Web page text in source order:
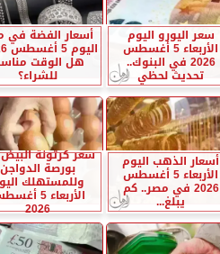
سعر اليورو اليوم
الأربعاء 5 أغسطس
2026 في البنوك..
تحديث لحظي
أسعار الفضة في
هل الوقت
للشراء؟
أسعار الذهب اليوم
الأربعاء 5 أغسطس
2026 في مصر.. كم
يبلغ...
سعر كرتونة
بورصة الدواجن
وللمستهلك
الأربعاء 5
2026